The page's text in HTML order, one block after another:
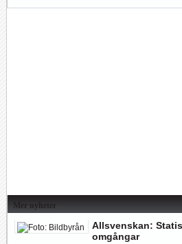
Mer nyheter
Allsvenskan:
omgångar